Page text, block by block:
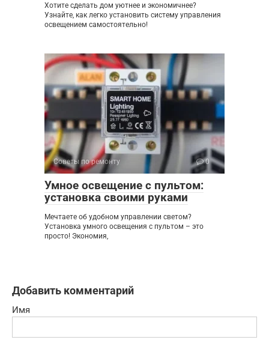
Хотите сделать дом уютнее и экономичнее?
Узнайте, как легко установить систему управления
освещением самостоятельно!
Советы по ремонту 0
Умное освещение с пультом:
установка своими руками
Мечтаете об удобном управлении светом?
Установка умного освещения с пультом – это
просто! Экономия,
Добавить комментарий
Имя